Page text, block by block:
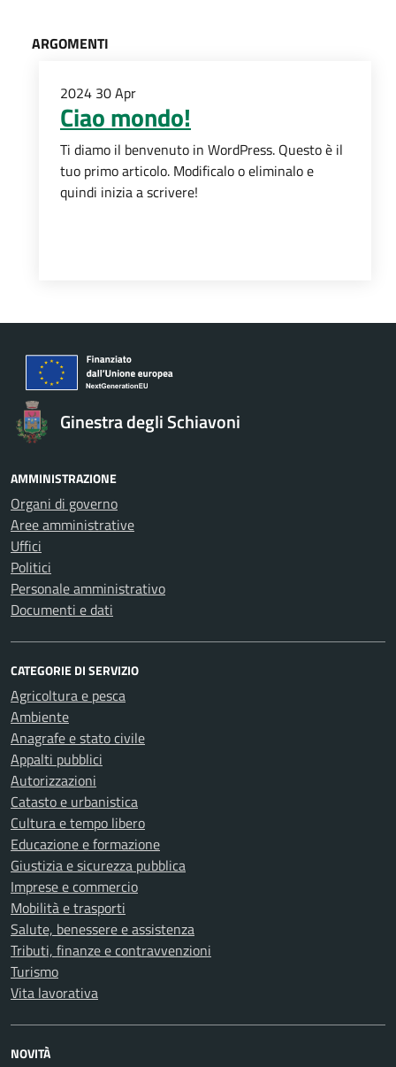
ARGOMENTI
2024 30Apr
Ciao mondo!
Ti diamo il benvenuto in WordPress. Questo è il
tuo primo articolo. Modificalo o eliminalo e
quindi inizia a scrivere!
Ginestra degli Schiavoni
AMMINISTRAZIONE
Organi di governo
Aree amministrative
Uffici
Politici
Personale amministrativo
Documenti e dati
CATEGORIE DI SERVIZIO
Agricoltura e pesca
Ambiente
Anagrafe e stato civile
Appalti pubblici
Autorizzazioni
Catasto e urbanistica
Cultura e tempo libero
Educazione e formazione
Giustizia e sicurezza pubblica
Imprese e commercio
Mobilità e trasporti
Salute, benessere e assistenza
Tributi, finanze e contravvenzioni
Turismo
Vita lavorativa
NOVITÀ